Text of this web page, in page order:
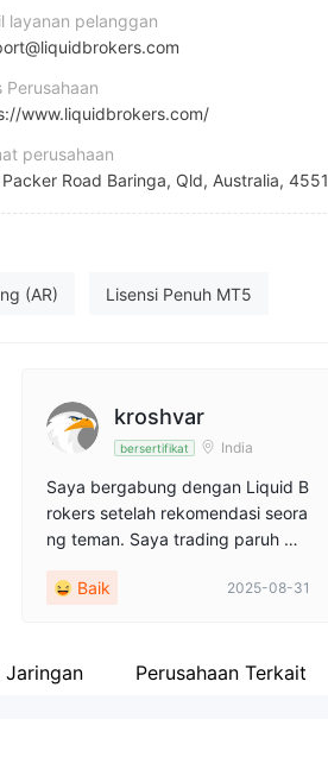
layanan pelanggan
Perusahaan
www.liquidbrokers.com/
perusahaan
Road Baringa, Qld, Australia, 4551
(AR) Lisensi Penuh MT5
kroshvar
bersertifikat India
Saya bergabung dengan Liquid B
rokers setelah rekomendasi seora
ng teman. Saya trading paruh wa
mereka untuk GBP/USD. Spread
ordernya dapat diandalkan. Saya
Baik 2025-08-31
Jaringan Perusahaan Terkait